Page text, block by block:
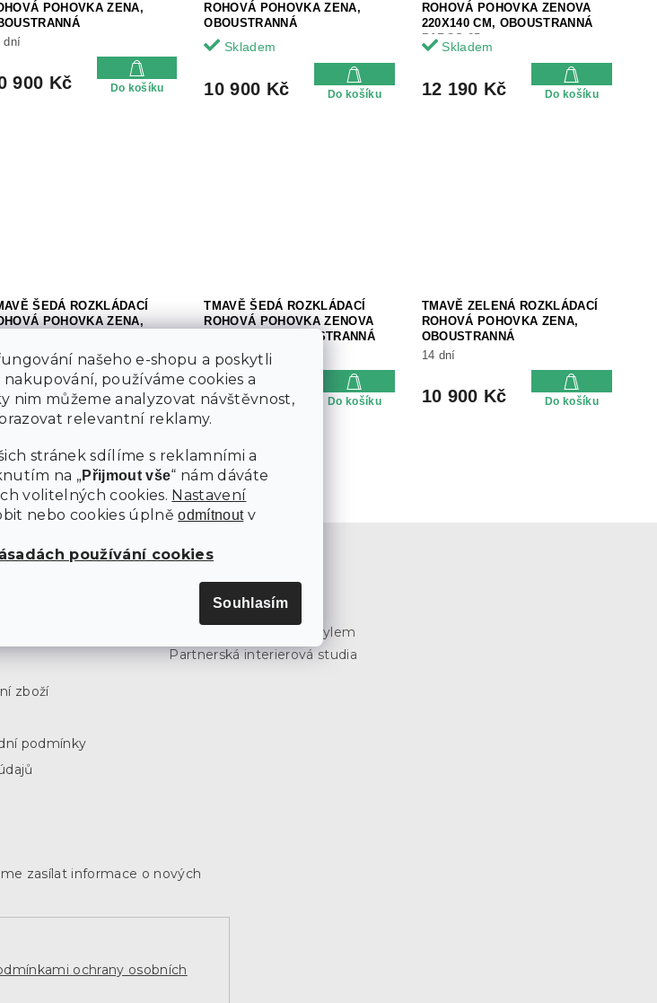
našeho e-shopu a poskytli
používáme cookies a
nim můžeme analyzovat návštěvnost,
relevantní reklamy.
stránek sdílíme s reklamními a
na „Přijmout vše“ nám dáváte
volitelných cookies. Nastavení
nebo cookies úplněodmítnoutv
používání cookies
Souhlasím
POHOVKA ZENA,
dní
900 Kč Do košíku
ROHOVÁ POHOVKA ZENA,
OBOUSTRANNÁ
Skladem
10 900 Kč Do košíku
ROHOVÁ POHOVKA ZENOVA
220X140 CM, OBOUSTRANNÁ
PAROS 05
Skladem
12 190 Kč Do košíku
ŠEDÁ ROZKLÁDACÍ
POHOVKA ZENA,
Skladem
900 Kč Do košíku
TMAVĚ ŠEDÁ ROZKLÁDACÍ
ROHOVÁ POHOVKA ZENOVA
220X140 CM, OBOUSTRANNÁ
PAROS 06
14 dní
12 190 Kč Do košíku
TMAVĚ ZELENÁ ROZKLÁDACÍ
ROHOVÁ POHOVKA ZENA,
OBOUSTRANNÁ
14 dní
10 900 Kč Do košíku
O
v
l
á
a
c
k
y
zboží
podmínky
Inspirujte se
Katalog 2023
Inspirujte se SCANDI stylem
Partnerská interierová studia
zasílat informace o nových
ochrany osobních